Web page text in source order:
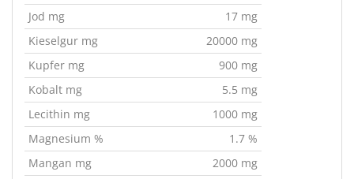
Jod mg
17 mg
Kieselgur mg
20000 mg
Kupfer mg
900 mg
Kobalt mg
5.5 mg
Lecithin mg
1000 mg
Magnesium %
1.7 %
Mangan mg
2000 mg